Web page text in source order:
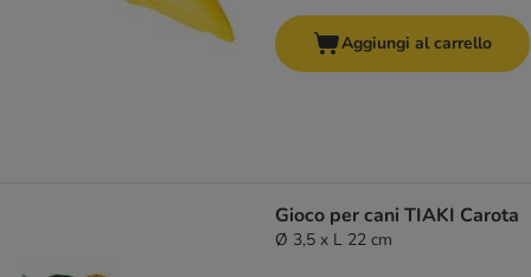
Aggiungi al carrello
Gioco per cani TIAKI Carota
Ø 3,5 x L 22 cm